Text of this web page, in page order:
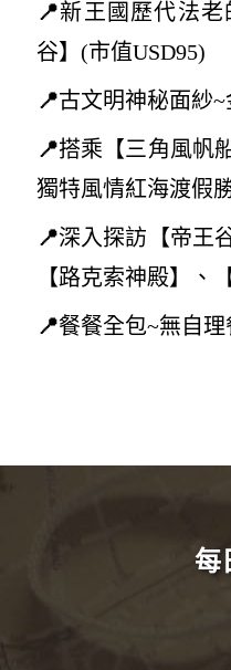
📍新王國歷代法
谷】(市值USD95)
📍古文明神秘面紗~
📍搭乘【三角風帆
獨特風情紅海渡假
📍深入探訪【帝王
【路克索神殿】、
📍餐餐全包~無自理
每